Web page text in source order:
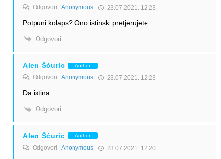
Odgovori Anonymous 23.07.2021. 12:23
Potpuni kolaps? Ono istinski pretjerujete.
Odgovori
Alen Šćuric Author
Odgovori Anonymous 23.07.2021. 12:23
Da istina.
Odgovori
Alen Šćuric Author
Odgovori Anonymous 23.07.2021. 12:20